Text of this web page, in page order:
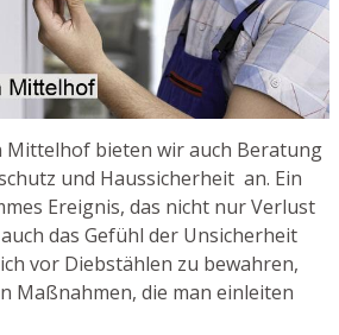
Mittelhof bieten wir auch Beratung
und Haussicherheit an. Ein
Ereignis, das nicht nur Verlust
das Gefühl der Unsicherheit
vor Diebstählen zu bewahren,
Maßnahmen, die man einleiten